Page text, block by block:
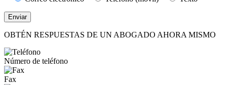
OBTÉN RESPUESTAS DE UN ABOGADO AHORA MISMO
Número de teléfono
Fax